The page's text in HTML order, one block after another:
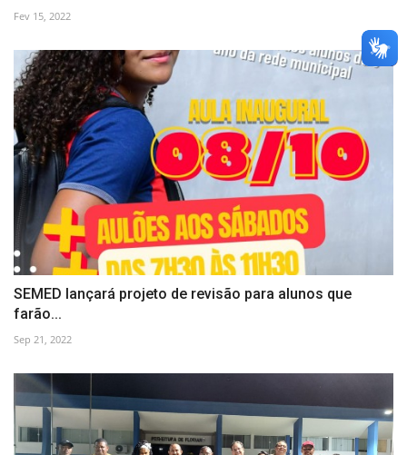
Fev 15, 2022
SEMED lançará projeto de revisão para alunos que
farão...
Sep 21, 2022